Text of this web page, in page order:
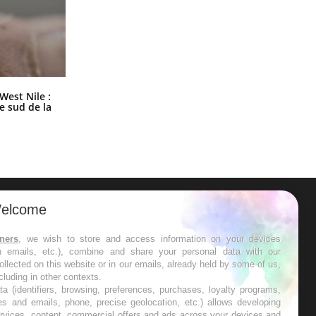
Nile :
sud de la
les semaines les meilleures
, we wish to store and access information on your devices
emails, etc.), combine and share your personal data with our
on this website or in our emails, already held by some of us,
in other contexts.
(identifiers, browsing, preferences, purchases, loyalty programs,
and emails, phone, precise geolocation, etc.) allows developing